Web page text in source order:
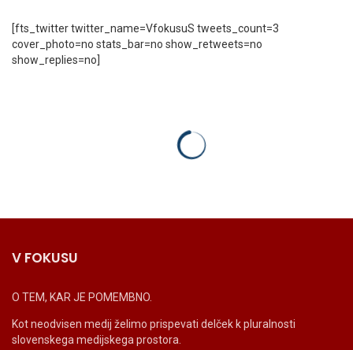
[fts_twitter twitter_name=VfokusuS tweets_count=3
cover_photo=no stats_bar=no show_retweets=no
show_replies=no]
V FOKUSU
O TEM, KAR JE POMEMBNO.
Kot neodvisen medij želimo prispevati delček k pluralnosti
slovenskega medijskega prostora.